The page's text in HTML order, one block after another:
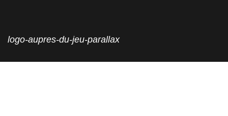
logo-aupres-du-jeu-parallax